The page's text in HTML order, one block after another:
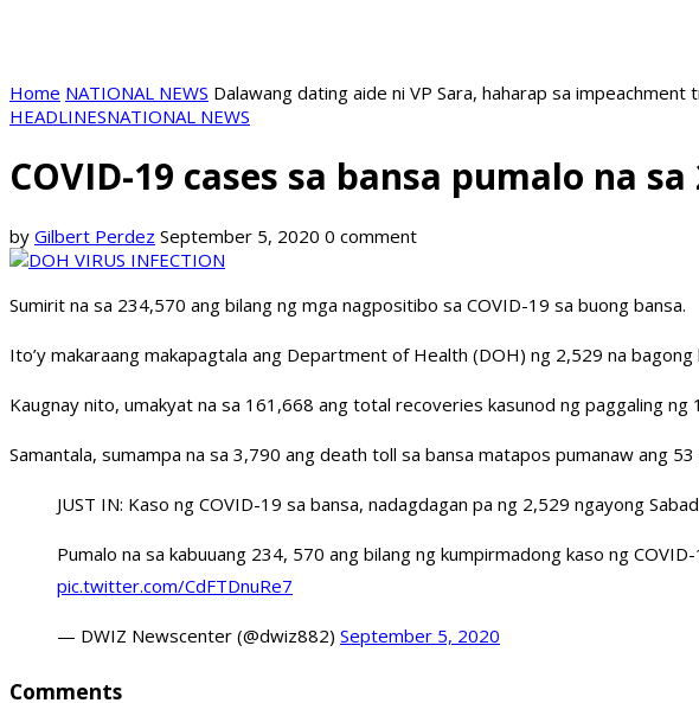
Home NATIONAL NEWS Dalawang dating aide ni VP Sara, haharap sa impeachment
HEADLINESNATIONAL NEWS
COVID-19 cases sa bansa pumalo na
by Gilbert Perdez September 5, 2020 0 comment
Sumirit na sa 234,570 ang bilang ng mga nagpositibo sa COVID-19 sa buong bansa.
Ito’y makaraang makapagtala ang Department of Health (DOH) ng 2,529 na bagong
Kaugnay nito, umakyat na sa 161,668 ang total recoveries kasunod ng paggaling ng
Samantala, sumampa na sa 3,790 ang death toll sa bansa matapos pumanaw ang
JUST IN: Kaso ng COVID-19 sa bansa, nadagdagan pa ng 2,529 ngayong
Pumalo na sa kabuuang 234, 570 ang bilang ng kumpirmadong kaso ng
pic.twitter.com/CdFTDnuRe7
— DWIZ Newscenter (@dwiz882) September 5, 2020
Comments